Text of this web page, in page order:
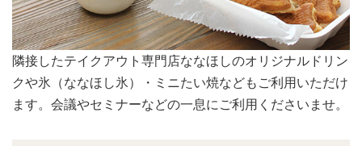
会議スペースは大きな窓から明るい日差しが入り込みま
す。